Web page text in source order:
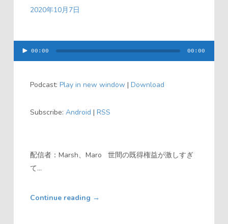
2020年10月7日
00:00 00:00
Podcast: Play in new window| Download
Subscribe: Android | RSS
配信者：Marsh、Maro 世間の既得権益が激しすぎ
て...
Continue reading →